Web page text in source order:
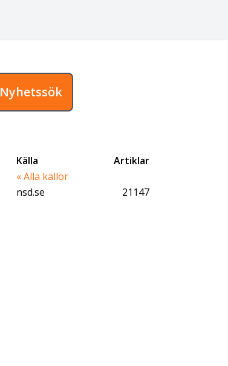
Nyhetssök
Källa
Artiklar
« Alla källor
nsd.se
21147